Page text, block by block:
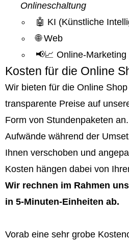
Onlineschaltung
🤖 KI (Künstliche
🌐 Web
📢📈 Online-Marketing
Kosten für die Online
Wir bieten für die Online
transparente Preise auf
Form von Stundenpaketen
Aufwände während der
Ihnen verschoben und
Kosten hängen dabei von
Wir rechnen im Rahmen
in 5-Minuten-Einheiten ab.
Vorab eine sehr grobe